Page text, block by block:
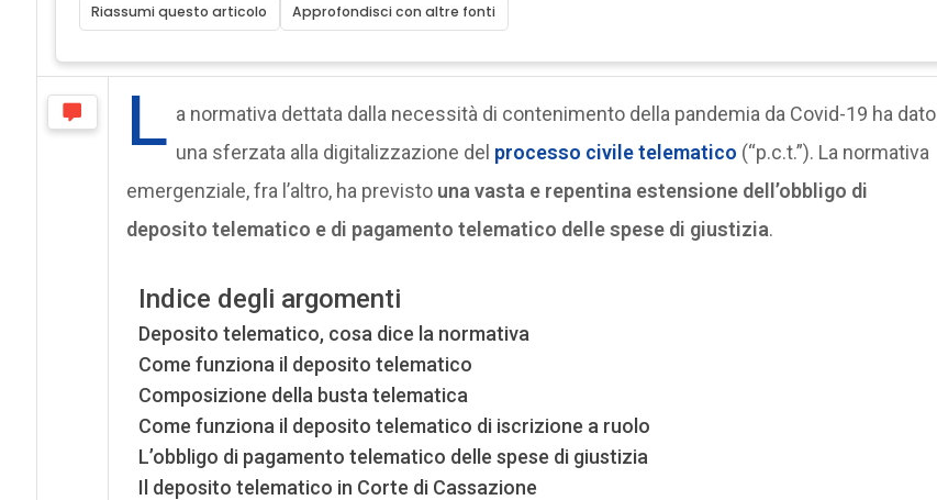
Riassumi questo articolo Approfondisci con altre fonti
L a normativa dettata dalla necessità di contenimento della pandemia da Covid-19 ha dato
una sferzata alla digitalizzazione del processo civile telematico (“p.c.t.”). La normativa
emergenziale, fra l’altro, ha previsto una vasta e repentina estensione dell’obbligo di
deposito telematico e di pagamento telematico delle spese di giustizia.
Indice degli argomenti
Deposito telematico, cosa dice la normativa
Come funziona il deposito telematico
Composizione della busta telematica
Come funziona il deposito telematico di iscrizione a ruolo
L’obbligo di pagamento telematico delle spese di giustizia
Il deposito telematico in Corte di Cassazione